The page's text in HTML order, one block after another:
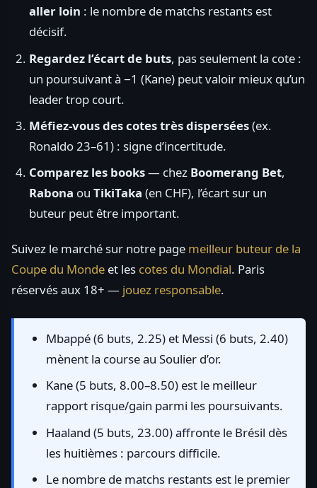
aller loin : le nombre de matchs restants est
décisif.
Regardez l’écart de buts, pas seulement la cote :
un poursuivant à −1 (Kane) peut valoir mieux qu’un
leader trop court.
Méfiez-vous des cotes très dispersées(ex.
Ronaldo 23–61) : signe d’incertitude.
Comparez les books— chez Boomerang Bet,
Rabona ouTikiTaka (en CHF), l’écart sur un
buteur peut être important.
Suivez le marché sur notre page meilleur buteur de la
Coupe du Monde et les cotes du Mondial. Paris
réservés aux 18+ — jouez responsable.
Mbappé (6 buts, 2.25) et Messi (6 buts, 2.40)
mènent la course au Soulier d’or.
Kane (5 buts, 8.00–8.50) est le meilleur
rapport risque/gain parmi les poursuivants.
Haaland (5 buts, 23.00) affronte le Brésil dès
les huitièmes : parcours difficile.
Le nombre de matchs restants est le premier